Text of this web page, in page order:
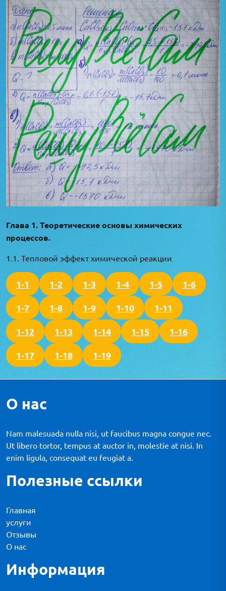
Глава 1. Теоретические основы химических
процессов.
1.1. Тепловой эффект химической реакции
1-1 1-2 1-3 1-4 1-5 1-6
1-7 1-8 1-9 1-10 1-11
1-12 1-13 1-14 1-15 1-16
1-17 1-18 1-19
О нас
Nam malesuada nulla nisi, ut faucibus magna congue nec.
Ut libero tortor, tempus at auctor in, molestie at nisi. In
enim ligula, consequat eu feugiat a.
Полезные ссылки
Главная
услуги
Отзывы
О нас
Информация